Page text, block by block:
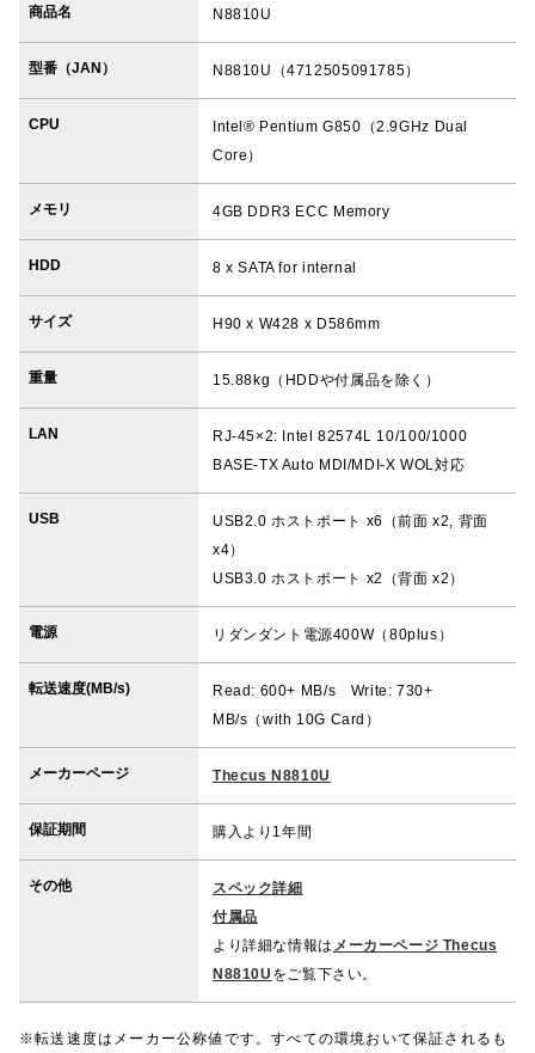
商品名 N8810U
型番（JAN） N8810U（4712505091785）
CPU
Intel® Pentium G850（2.9GHz Dual
Core）
メモリ 4GB DDR3 ECC Memory
HDD 8 x SATA for internal
サイズ H90 x W428 x D586mm
重量 15.88kg（HDDや付属品を除く）
LAN
RJ-45×2: Intel 82574L 10/100/1000
BASE-TX Auto MDI/MDI-X WOL対応
USB
USB2.0 ホストポート x6（前面 x2, 背面
x4）
USB3.0 ホストポート x2（背面 x2）
電源 リダンダント電源400W（80plus）
転送速度(MB/s)
Read: 600+ MB/s Write: 730+
MB/s（with 10G Card）
メーカーページ Thecus N8810U
保証期間 購入より1年間
その他
スペック詳細
付属品
より詳細な情報は メーカーページ Thecus
N8810U をご覧下さい。
※転送速度はメーカー公称値です。すべての環境おいて保証されるも